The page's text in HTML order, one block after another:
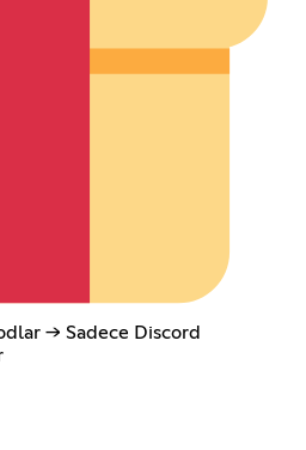
→ Sadece Discord